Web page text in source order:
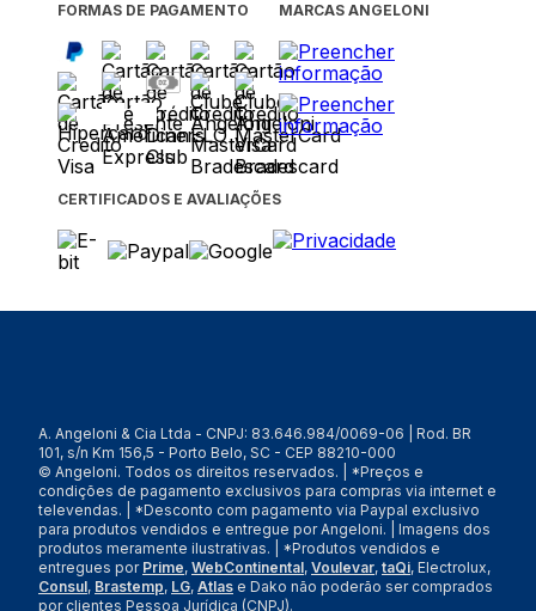
FORMAS DE PAGAMENTO MARCAS ANGELONI
CERTIFICADOS E AVALIAÇÕES
A. Angeloni & Cia Ltda - CNPJ: 83.646.984/0069-06 | Rod. BR
101, s/n Km 156,5 - Porto Belo, SC - CEP 88210-000
© Angeloni. Todos os direitos reservados. | *Preços e
condições de pagamento exclusivos para compras via internet e
televendas. | *Desconto com pagamento via Paypal exclusivo
para produtos vendidos e entregue por Angeloni. | Imagens dos
produtos meramente ilustrativas. | *Produtos vendidos e
entregues por Prime, WebContinental, Voulevar, taQi, Electrolux,
Consul, Brastemp, LG, Atlas e Dako não poderão ser comprados
por clientes Pessoa Jurídica (CNPJ).